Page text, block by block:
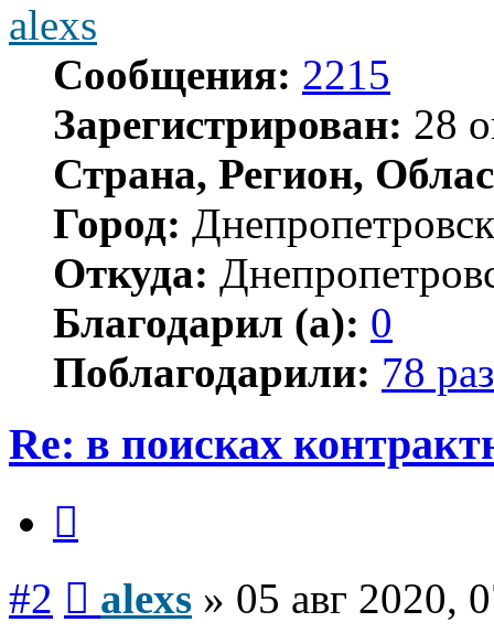
alexs
Сообщения: 2215
Зарегистрирован: 28
Страна, Регион,
Город: Днепропетровск
Откуда:
Благодарил (а): 0
Поблагодарили: 78 раз
Re: в поисках
#2 alexs » 05 авг 2020,